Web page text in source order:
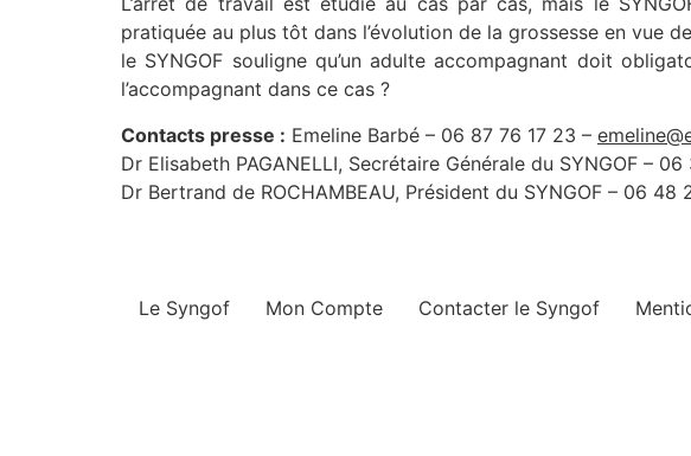
pratiquée au plus tôt dans l’évolution de la grossesse en vue
le SYNGOF souligne qu’un adulte accompagnant doit
l’accompagnant dans ce cas ?
Contacts presse : Emeline Barbé – 06 87 76 17 23 –
Dr Elisabeth PAGANELLI, Secrétaire Générale du SYNGOF –
Dr Bertrand de ROCHAMBEAU, Président du SYNGOF – 06 48
Le Syngof Mon Compte Contacter le Syngof